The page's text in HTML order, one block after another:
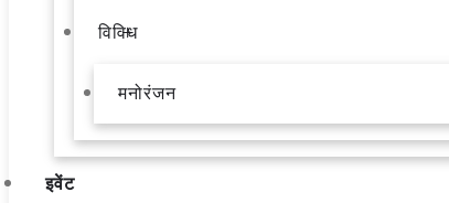
विविध
मनोरंजन
इवेंट